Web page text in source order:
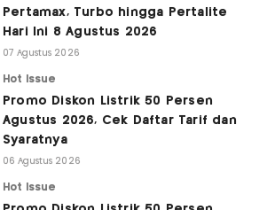
Pertamax, Turbo hingga Pertalite
Hari Ini 8 Agustus 2026
07 Agustus 2026
Hot Issue
Promo Diskon Listrik 50 Persen
Agustus 2026, Cek Daftar Tarif dan
Syaratnya
06 Agustus 2026
Hot Issue